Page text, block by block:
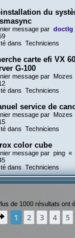
du
message par doctlg
dans Techniciens
carte efi VX
G-100
message par Mozes
dans Techniciens
service de
message par Mozes
dans Techniciens
color cube
message par ping «
dans Techniciens
de 1000 résultats ont
Page 1sur20
1 2 3 4 5